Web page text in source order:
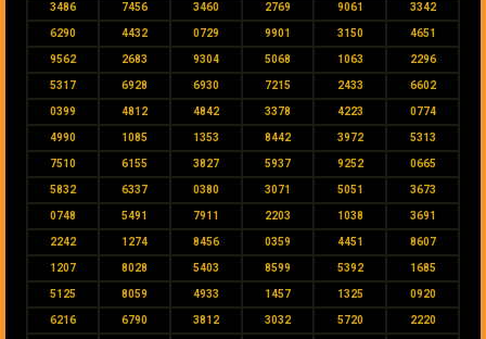
3486 7456 3460 2769 9061 3342
6290 4432 0729 9901 3150 4651
9562 2683 9304 5068 1063 2296
5317 6928 6930 7215 2433 6602
0399 4812 4842 3378 4223 0774
4990 1085 1353 8442 3972 5313
7510 6155 3827 5937 9252 0665
5832 6337 0380 3071 5051 3673
0748 5491 7911 2203 1038 3691
2242 1274 8456 0359 4451 8607
1207 8028 5403 8599 5392 1685
5125 8059 4933 1457 1325 0920
6216 6790 3812 3032 5720 2220